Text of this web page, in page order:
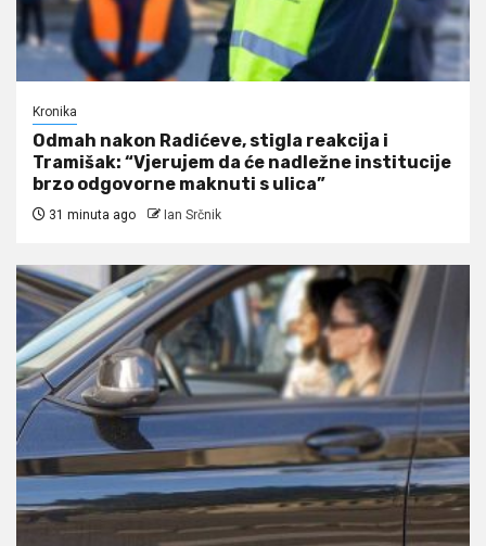
Kronika
Odmah nakon Radićeve, stigla reakcija i
Tramišak: “Vjerujem da će nadležne institucije
brzo odgovorne maknuti s ulica”
31 minuta ago Ian Srčnik